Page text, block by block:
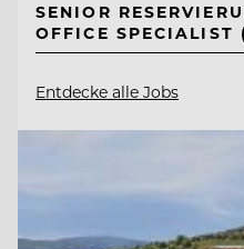
SENIOR
OFFICE SPECIALIST
Entdecke alle Jobs